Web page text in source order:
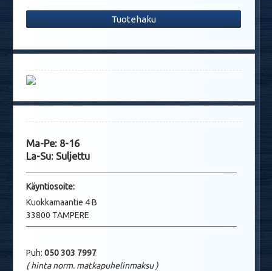
Tuotehaku
Ma-Pe: 8-16
La-Su: Suljettu
Käyntiosoite:
Kuokkamaantie 4 B
33800 TAMPERE
Puh: 050 303 7997
( hinta norm. matkapuhelinmaksu )